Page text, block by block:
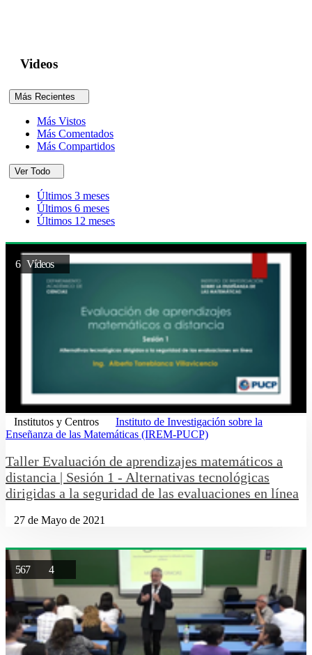
Videos
Más Recientes
Más Vistos
Más Comentados
Más Compartidos
Ver Todo
Últimos 3 meses
Últimos 6 meses
Últimos 12 meses
6 Vídeos
Institutos y Centros
Instituto de Investigación sobre la
Enseñanza de las Matemáticas (IREM-PUCP)
Taller Evaluación de aprendizajes matemáticos a
distancia | Sesión 1 - Alternativas tecnológicas
dirigidas a la seguridad de las evaluaciones en línea
27 de Mayo de 2021
567 4